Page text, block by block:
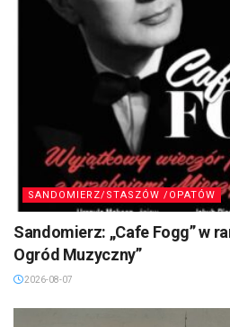
SANDOMIERZ/STASZÓW /OPATÓW
Sandomierz: „Cafe Fogg” w
Ogród Muzyczny”
2026-08-07